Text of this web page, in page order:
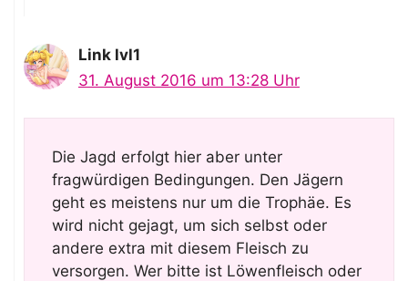
Link lvl1
31. August 2016 um 13:28 Uhr
Die Jagd erfolgt hier aber unter
fragwürdigen Bedingungen. Den Jägern
geht es meistens nur um die Trophäe. Es
wird nicht gejagt, um sich selbst oder
andere extra mit diesem Fleisch zu
versorgen. Wer bitte ist Löwenfleisch oder